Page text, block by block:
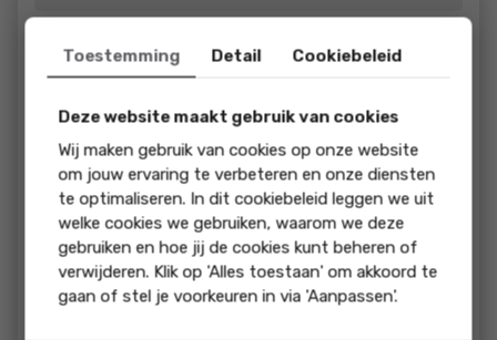
beoordeling:
We hebben een hele fijne ervaring gehad bij de Keizer. Mirjam
nét even wat meer dan wij met andere makelaars hebben
ervaren. Van Leroy een hele goede begeleiding gehad tijdens
de verkoop. Duidelijke adviezen waar nodig en een luisterend
oor bij onze spanning of onzekerheden.
reactie
Dank jullie wel voor deze mooie woorden! Wat fijn
om te horen dat zowel Mirjam als Leroy jullie zo
Toestemming Detail Cookiebeleid
Deze website maakt gebruik van cookies
Wij maken gebruik van cookies op onze website
om jouw ervaring te verbeteren en onze diensten
te optimaliseren. In dit cookiebeleid leggen we uit
welke cookies we gebruiken, waarom we deze
gebruiken en hoe jij de cookies kunt beheren of
verwijderen. Klik op 'Alles toestaan' om akkoord te
gaan of stel je voorkeuren in via 'Aanpassen'.